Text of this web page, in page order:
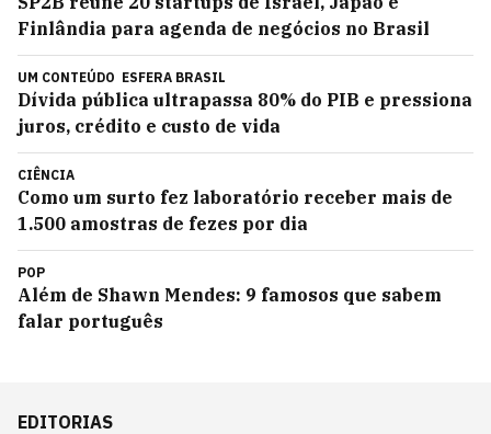
Finlândia para agenda de negócios no Brasil
UM CONTEÚDO ESFERA BRASIL
Dívida pública ultrapassa 80% do PIB e pressiona
juros, crédito e custo de vida
CIÊNCIA
Como um surto fez laboratório receber mais de
1.500 amostras de fezes por dia
POP
Além de Shawn Mendes: 9 famosos que sabem
falar português
EDITORIAS